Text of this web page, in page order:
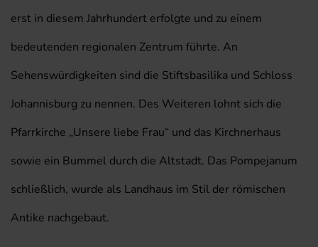
erst in diesem Jahrhundert erfolgte und zu einem
bedeutenden regionalen Zentrum führte. An
Sehenswürdigkeiten sind die Stiftsbasilika und Schloss
Johannisburg zu nennen. Des Weiteren lohnt sich die
Pfarrkirche „Unsere liebe Frau“ und das Kirchnerhaus
sowie ein Bummel durch die Altstadt. Das Pompejanum
schließlich, wurde als Landhaus im Stil der römischen
Antike nachgebaut.